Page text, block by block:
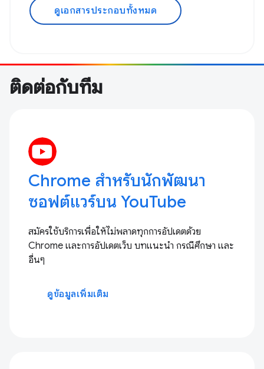
ดูเอกสารประกอบทั้งหมด
ติดต่อกับทีม
Chrome สำหรับนักพัฒนา
ซอฟต์แวร์บน YouTube
สมัครใช้บริการเพื่อให้ไม่พลาดทุกการอัปเดตด้วย
Chrome และการอัปเดตเว็บ บทแนะนำ กรณีศึกษา และ
อื่นๆ
ดูข้อมูลเพิ่มเติม